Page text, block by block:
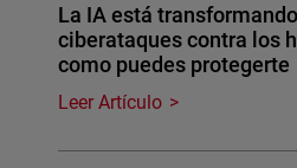
La IA está
ciberataques contra los
como puedes protegerte
Leer Artículo